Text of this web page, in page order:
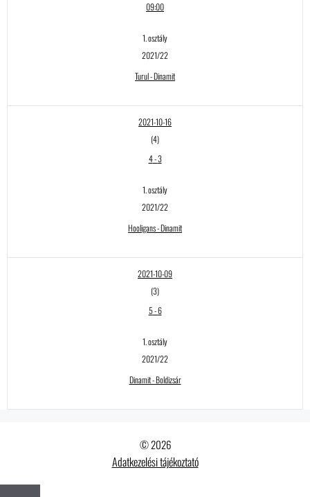
09:00
1. osztály
2021/22
Turul - Dinamit
2021-10-16
(4)
4-3
1. osztály
2021/22
Hooligans - Dinamit
2021-10-09
(3)
5-6
1. osztály
2021/22
Dinamit - Boldizsár
© 2026
Adatkezelési tájékoztató